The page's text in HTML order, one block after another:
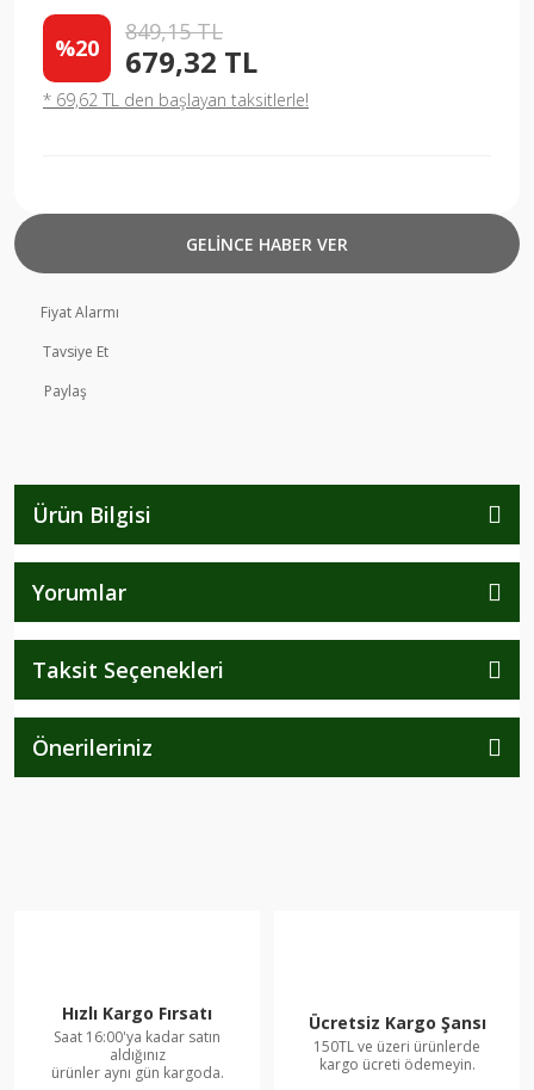
%20
849,15 TL
679,32 TL
* 69,62 TL den başlayan taksitlerle!
GELİNCE HABER VER
Fiyat Alarmı
Tavsiye Et
Paylaş
Ürün Bilgisi
Yorumlar
Taksit Seçenekleri
Önerileriniz
Hızlı Kargo Fırsatı
Saat 16:00'ya kadar satın
aldığınız
ürünler aynı gün kargoda.
Ücretsiz Kargo Şansı
150TL ve üzeri ürünlerde
kargo ücreti ödemeyin.